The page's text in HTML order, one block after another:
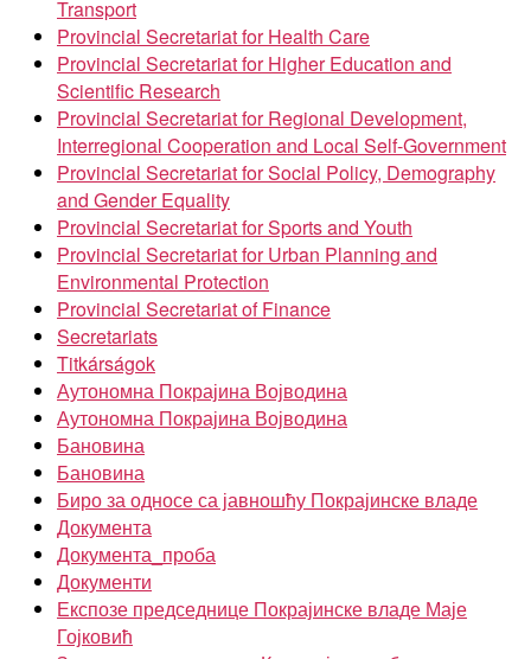
Transport
Provincial Secretariat for Health Care
Provincial Secretariat for Higher Education and
Scientific Research
Provincial Secretariat for Regional Development,
Interregional Cooperation and Local Self-Government
Provincial Secretariat for Social Policy, Demography
and Gender Equality
Provincial Secretariat for Sports and Youth
Provincial Secretariat for Urban Planning and
Environmental Protection
Provincial Secretariat of Finance
Secretariats
Titkárságok
Аутономна Покрајина Војводина
Аутономна Покрајина Војводина
Бановина
Бановина
Биро за односе са јавношћу Покрајинске владе
Документа
Документа_проба
Документи
Експозе председнице Покрајинске владе Маје
Гојковић